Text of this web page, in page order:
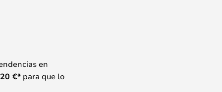
en
20 €*para que lo